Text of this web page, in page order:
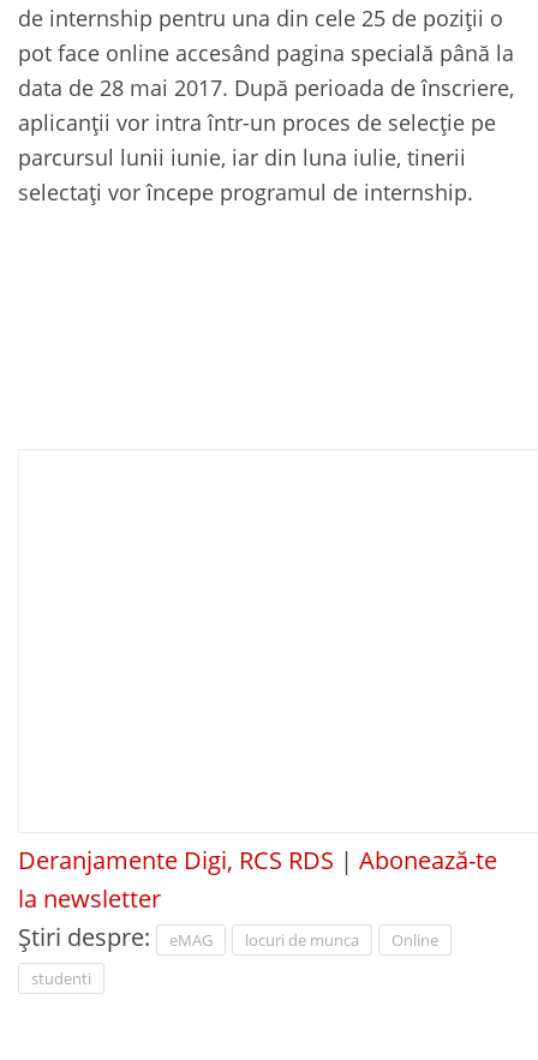
de internship pentru una din cele 25 de poziții o
pot face online accesând pagina specială până la
data de 28 mai 2017. După perioada de înscriere,
aplicanții vor intra într-un proces de selecție pe
parcursul lunii iunie, iar din luna iulie, tinerii
selectați vor începe programul de internship.
Deranjamente Digi, RCS RDS | Abonează-te
la newsletter
Știri despre:
eMAG locuri de munca
Online
studenti